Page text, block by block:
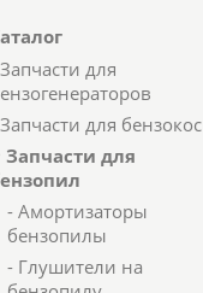
Запчасти для
Запчасти для бензокос
Запчасти для
- Амортизаторы
бензопилы
- Глушители на